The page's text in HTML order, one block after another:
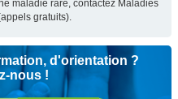
maladie rare, contactez Maladies
gratuits).
d'orientation ?
nous !